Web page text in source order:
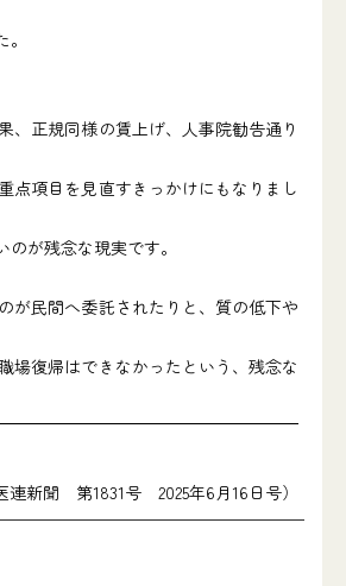
正規同様の賃上げ、人事院勧告通り
点項目を見直すきっかけにもなりまし
が残念な現実です。
が民間へ委託されたりと、質の低下や
復帰はできなかったという、残念な
連新聞 第1831号 2025年6月16日号）